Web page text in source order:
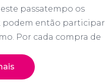
passatempo os
podem então participar
Por cada compra de